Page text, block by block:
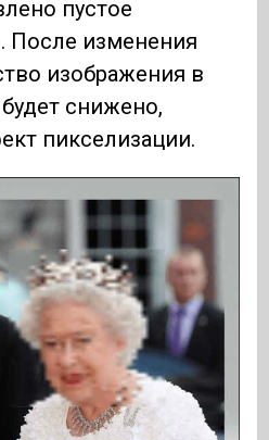
пустое
После изменения
изображения в
снижено,
пикселизации.